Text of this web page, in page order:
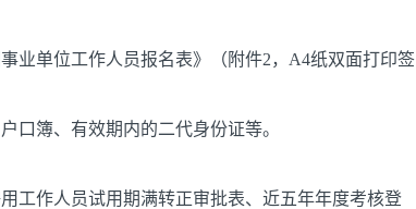
业单位工作人员报名表》（附件2，A4纸双面打印签
口簿、有效期内的二代身份证等。
工作人员试用期满转正审批表、近五年年度考核登